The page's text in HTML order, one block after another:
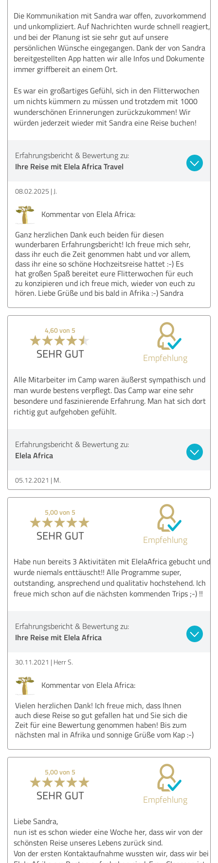
Die Kommunikation mit Sandra war offen, zuvorkommend
und unkompliziert. Auf Nachrichten wurde schnell reagiert,
und bei der Planung ist sie sehr gut auf unsere
persönlichen Wünsche eingegangen. Dank der von Sandra
bereitgestellten App hatten wir alle Infos und Dokumente
immer griffbereit an einem Ort.
Es war ein großartiges Gefühl, sich in den Flitterwochen
um nichts kümmern zu müssen und trotzdem mit 1000
wunderschönen Erinnerungen zurückzukommen! Wir
würden jederzeit wieder mit Sandra eine Reise buchen!
Erfahrungsbericht & Bewertung zu:
Ihre Reise mit Elela Africa Travel
08.02.2025 J.
Kommentar von Elela Africa:
Ganz herzlichen Dank euch beiden für diesen
wunderbaren Erfahrungsbericht! Ich freue mich sehr,
dass ihr euch die Zeit genommen habt und vor allem,
dass ihr eine so schöne Hochzeitsreise hattet :-) Es
hat großen Spaß bereitet eure Flitterwochen für euch
zu konzipieren und ich freue mich, wieder von euch zu
hören. Liebe Grüße und bis bald in Afrika :-) Sandra
4,60 von 5
SEHR GUT Empfehlung
Alle Mitarbeiter im Camp waren äußerst sympathisch und
man wurde bestens verpflegt. Das Camp war eine sehr
besondere und faszinierende Erfahrung. Man hat sich dort
richtig gut aufgehoben gefühlt.
Erfahrungsbericht & Bewertung zu:
Elela Africa
05.12.2021 M.
5,00 von 5
SEHR GUT Empfehlung
Habe nun bereits 3 Aktivitäten mit ElelaAfrica gebucht und
wurde niemals enttäuscht!! Alle Programme super,
outstanding, ansprechend und qualitativ hochstehend. Ich
freue mich schon auf die nächsten kommenden Trips ;-) !!
Erfahrungsbericht & Bewertung zu:
Ihre Reise mit Elela Africa
30.11.2021 Herr S.
Kommentar von Elela Africa:
Vielen herzlichen Dank! Ich freue mich, dass Ihnen
auch diese Reise so gut gefallen hat und Sie sich die
Zeit für eine Bewertung genommen haben! Bis zum
nächsten mal in Afrika und sonnige Grüße vom Kap :-)
5,00 von 5
SEHR GUT Empfehlung
Liebe Sandra,
nun ist es schon wieder eine Woche her, dass wir von der
schönsten Reise unseres Lebens zurück sind.
Von der ersten Kontaktaufnahme wussten wir, dass wir bei